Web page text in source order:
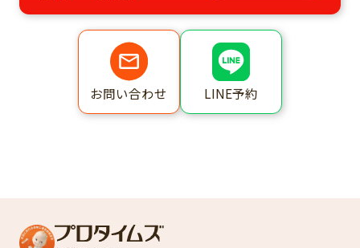
お問い合わせ LINE予約